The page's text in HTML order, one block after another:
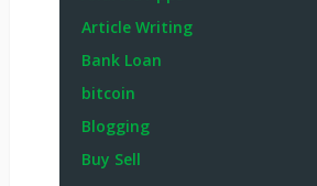
Article Writing
Bank Loan
bitcoin
Blogging
Buy Sell